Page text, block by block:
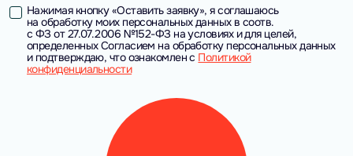
Нажимая кнопку «Оставить заявку», я соглашаюсь
на обработку моих персональных данных в соотв.
с ФЗ от 27.07.2006 №152-ФЗ на условиях и для целей,
определенных Согласием на обработку персональных данных
и подтверждаю, что ознакомлен с Политикой
конфиденциальности